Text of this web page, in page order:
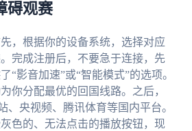
碍观赛
，根据你的设备系统，选择对应
完成注册后，不要急于连接，先
“影音加速”或“智能模式”的选项。
你分配最优的回国线路。之后，
、央视频、腾讯体育等国内平台。
色的、无法点击的播放按钮，现